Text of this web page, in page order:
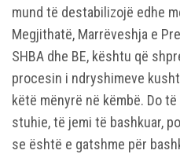
mund të destabilizojë edhe
Megjithatë, Marrëveshja e
SHBA dhe BE, kështu që
procesin i ndryshimeve
këtë mënyrë në këmbë. Do
stuhie, të jemi të bashkuar,
se është e gatshme për